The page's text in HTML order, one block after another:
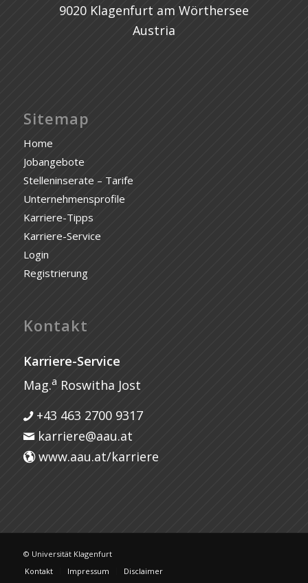
9020 Klagenfurt am Wörthersee
Austria
Sitemap
Home
Jobangebote
Stelleninserate – Tarife
Unternehmensprofile
Karriere-Tipps
Karriere-Service
Login
Registrierung
Kontakt
Karriere-Service
Mag.a Roswitha Jost
+43 463 2700 9317
karriere@aau.at
www.aau.at/karriere
© Universität Klagenfurt
Kontakt
Impressum Disclaimer